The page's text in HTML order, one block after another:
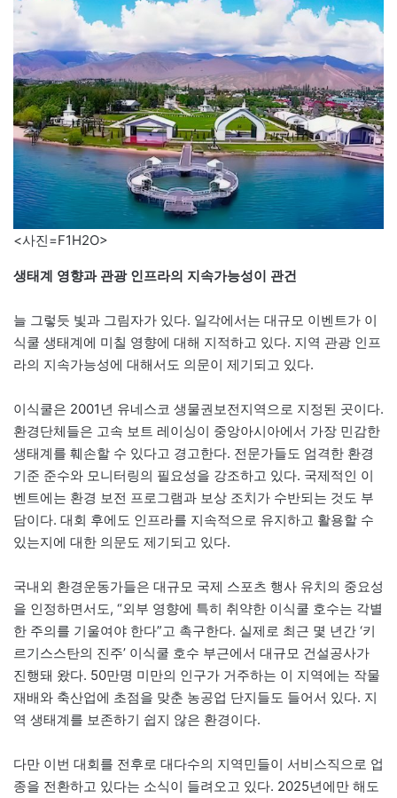
<사진=F1H2O>
생태계 영향과 관광 인프라의 지속가능성이 관건
늘 그렇듯 빛과 그림자가 있다. 일각에서는 대규모 이벤트가 이
식쿨 생태계에 미칠 영향에 대해 지적하고 있다. 지역 관광 인프
라의 지속가능성에 대해서도 의문이 제기되고 있다.
이식쿨은 2001년 유네스코 생물권보전지역으로 지정된 곳이다.
환경단체들은 고속 보트 레이싱이 중앙아시아에서 가장 민감한
생태계를 훼손할 수 있다고 경고한다. 전문가들도 엄격한 환경
기준 준수와 모니터링의 필요성을 강조하고 있다. 국제적인 이
벤트에는 환경 보전 프로그램과 보상 조치가 수반되는 것도 부
담이다. 대회 후에도 인프라를 지속적으로 유지하고 활용할 수
있는지에 대한 의문도 제기되고 있다.
국내외 환경운동가들은 대규모 국제 스포츠 행사 유치의 중요성
을 인정하면서도, “외부 영향에 특히 취약한 이식쿨 호수는 각별
한 주의를 기울여야 한다”고 촉구한다. 실제로 최근 몇 년간 ‘키
르기스스탄의 진주’ 이식쿨 호수 부근에서 대규모 건설공사가
진행돼 왔다. 50만명 미만의 인구가 거주하는 이 지역에는 작물
재배와 축산업에 초점을 맞춘 농공업 단지들도 들어서 있다. 지
역 생태계를 보존하기 쉽지 않은 환경이다.
다만 이번 대회를 전후로 대다수의 지역민들이 서비스직으로 업
종을 전환하고 있다는 소식이 들려오고 있다. 2025년에만 해도